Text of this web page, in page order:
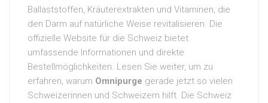
Ballaststoffen, Kräuterextrakten und Vitaminen, die
den Darm auf natürliche Weise revitalisieren. Die
offizielle Website für die Schweiz bietet
umfassende Informationen und direkte
Bestellmöglichkeiten. Lesen Sie weiter, um zu
erfahren, warum Omnipurge gerade jetzt so vielen
Schweizerinnen und Schweizern hilft. Die Schweiz